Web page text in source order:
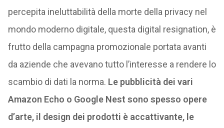
percepita ineluttabilità della morte della privacy nel
mondo moderno digitale, questa digital resignation, è
frutto della campagna promozionale portata avanti
da aziende che avevano tutto l’interesse a rendere lo
scambio di dati la norma. Le pubblicità dei vari
Amazon Echo o Google Nest sono spesso opere
d’arte, il design dei prodotti è accattivante, le